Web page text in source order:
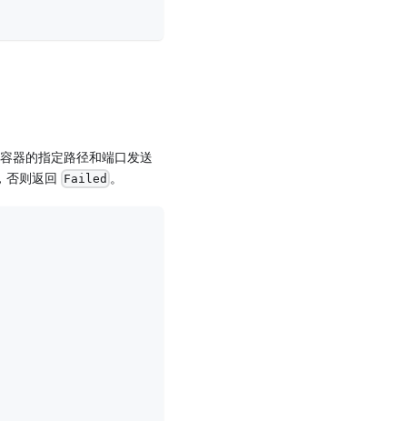
器的指定路径和端口发送
否则返回 Failed 。